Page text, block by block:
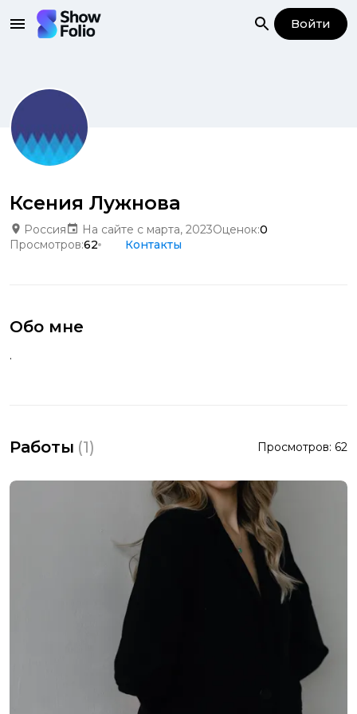
Войти
Ксения Лужнова
Россия На сайте с марта, 2023Оценок:0
Просмотров:62 Контакты
Обо мне
.
Работы (1) Просмотров: 62